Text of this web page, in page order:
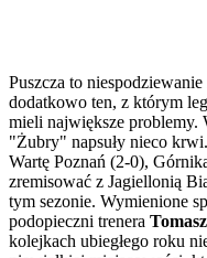
Puszcza to
dodatkowo ten, z którym
mieli największe problemy.
"Żubry" napsuły nieco
Wartę Poznań (2-0),
zremisować z Jagiellonią
tym sezonie. Wymienione
podopieczni trenera
kolejkach ubiegłego roku